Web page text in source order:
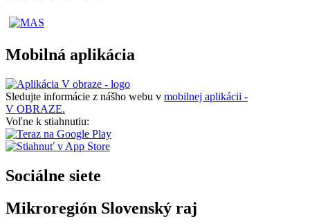
Mobilná aplikácia
Sledujte informácie z nášho webu v mobilnej aplikácii -
V OBRAZE.
Voľne k stiahnutiu:
Sociálne siete
Mikroregión Slovenský raj